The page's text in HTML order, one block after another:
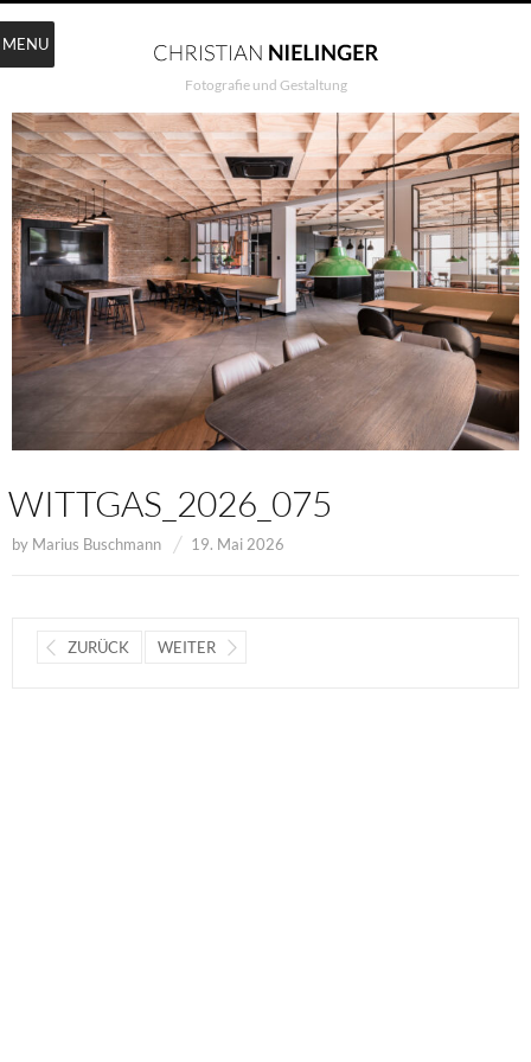
Fotografie und Gestaltung
WITTGAS_2026_075
by Marius Buschmann 19. Mai 2026
ZURÜCK WEITER
MENU